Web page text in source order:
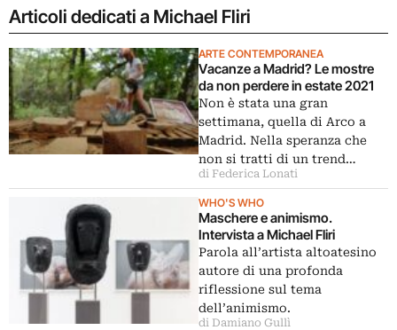
Articoli dedicati a Michael Fliri
ARTE CONTEMPORANEA
Vacanze a Madrid? Le mostre
da non perdere in estate 2021
Non è stata una gran
settimana, quella di Arco a
Madrid. Nella speranza che
non si tratti di un trend…
di Federica Lonati
WHO'S WHO
Maschere e animismo.
Intervista a Michael Fliri
Parola all’artista altoatesino
autore di una profonda
riflessione sul tema
dell’animismo.
di Damiano Gullì